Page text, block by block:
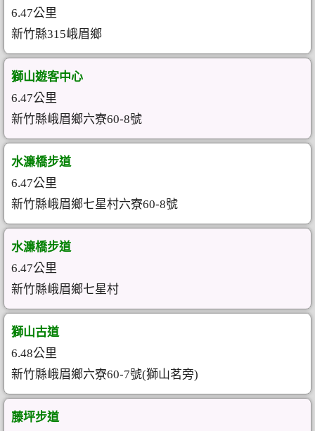
6.47公里
新竹縣315峨眉鄉
獅山遊客中心
6.47公里
新竹縣峨眉鄉六寮60-8號
水濂橋步道
6.47公里
新竹縣峨眉鄉七星村六寮60-8號
水濂橋步道
6.47公里
新竹縣峨眉鄉七星村
獅山古道
6.48公里
新竹縣峨眉鄉六寮60-7號(獅山茗旁)
藤坪步道